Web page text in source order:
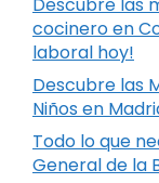
cocinero en
laboral hoy!
Descubre las
Niños en
Todo lo que
General de la